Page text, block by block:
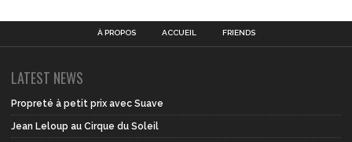
À PROPOS ACCUEIL FRIENDS
LATEST NEWS
Propreté à petit prix avec Suave
Jean Leloup au Cirque du Soleil